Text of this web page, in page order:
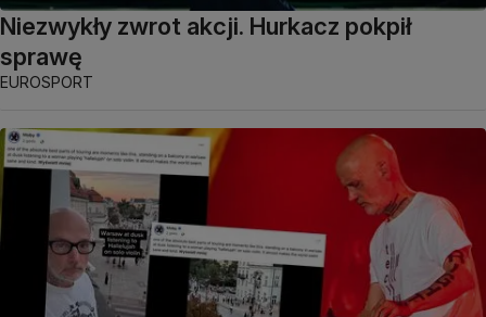
Niezwykły zwrot akcji. Hurkacz pokpił
sprawę
EUROSPORT